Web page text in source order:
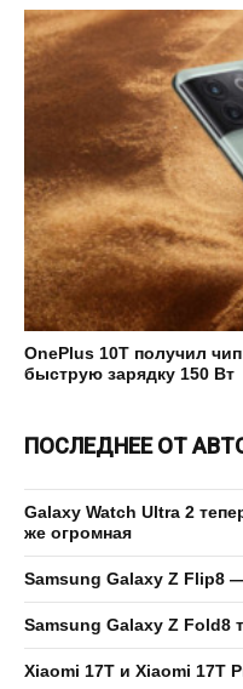
OnePlus 10T получил
быструю зарядку 150 Вт
ПОСЛЕДНЕЕ ОТ
Galaxy Watch Ultra 2
же огромная
Samsung Galaxy Z Flip8
Samsung Galaxy Z Fold8
Xiaomi 17T и Xiaomi 17T